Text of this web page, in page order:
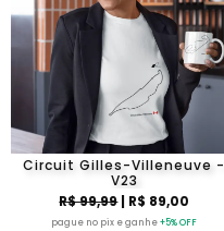
Circuit Gilles-Villeneuve -
V23
R$ 99,99| R$ 89,00
pague no pix e ganhe+5% OFF